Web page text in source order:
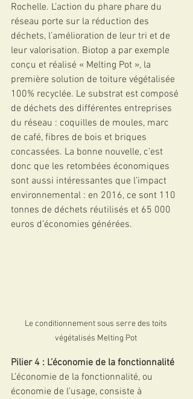
Rochelle. L’action du phare phare du
réseau porte sur la réduction des
déchets, l’amélioration de leur tri et de
leur valorisation. Biotop a par exemple
conçu et réalisé « Melting Pot », la
première solution de toiture végétalisée
100% recyclée. Le substrat est composé
de déchets des différentes entreprises
du réseau : coquilles de moules, marc
de café, fibres de bois et briques
concassées. La bonne nouvelle, c’est
donc que les retombées économiques
sont aussi intéressantes que l’impact
environnemental : en 2016, ce sont 110
tonnes de déchets réutilisés et 65 000
euros d’économies générées.
Le conditionnement sous serre des toits
végétalisés Melting Pot
Pilier 4 : L’économie de la fonctionnalité
L’économie de la fonctionnalité, ou
économie de l’usage, consiste à